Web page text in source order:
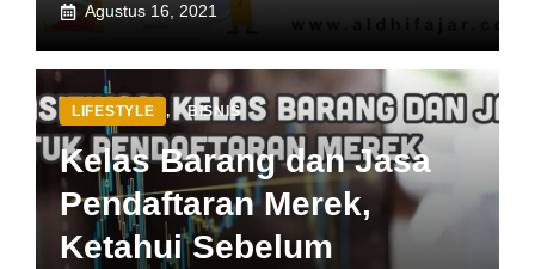
Agustus 16, 2021
LIFESTYLE , BISNIS
Kelas Barang dan Jasa
Pendaftaran Merek,
Ketahui Sebelum